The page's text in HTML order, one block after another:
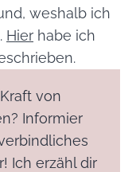
weshalb ich
Hier habe ich
von
Informier
Ich erzähl dir